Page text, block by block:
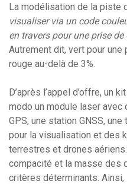
La modélisation de la piste
visualiser via un code
en travers pour une prise
Autrement dit, vert pour une
rouge au-delà de 3%.
D’après l’appel d’offre, un
modo un module laser
GPS, une station GNSS,
pour la visualisation et des
terrestres et drones
compacité et la masse des
critères déterminants. Ainsi,